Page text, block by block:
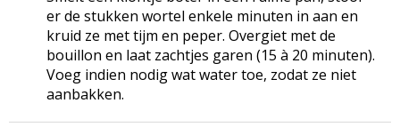
er de stukken wortel enkele minuten in aan en
kruid ze met tijm en peper. Overgiet met de
bouillon en laat zachtjes garen (15 à 20 minuten).
Voeg indien nodig wat water toe, zodat ze niet
aanbakken.